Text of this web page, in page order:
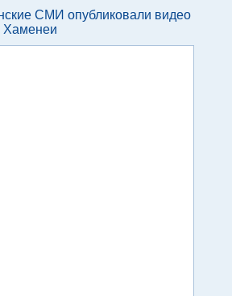
СМИ опубликовали видео